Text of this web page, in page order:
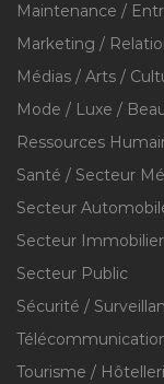
Maintenance /
Marketing /
Médias / Arts /
Mode / Luxe /
Ressources
Santé / Secteur
Secteur
Secteur Immobilier
Secteur Public
Sécurité /
Tourisme /